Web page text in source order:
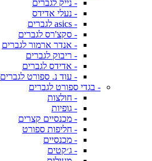
- נייק לגברים
- נעלי אדידס
- asics לגברים
- סקצ'רס לגברים
- אנדר ארמור לגברים
- ריבוק לגברים
- אדידס לגברים
- עוד נ. ספורט לגברים
- בגדי ספורט לגברים
- חולצות
- גופיות
- מכנסיים קצרים
- חליפות ספורט
- מכנסיים
- ג׳קטים